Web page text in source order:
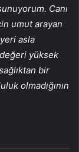
Canı
umut arayan
asla
yüksek
bir
olmadığının